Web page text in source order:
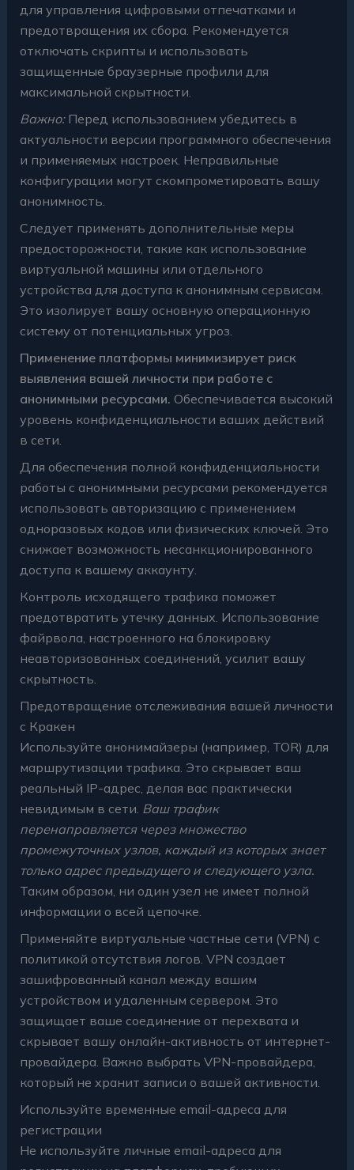
для управления цифровыми отпечатками и
предотвращения их сбора. Рекомендуется
отключать скрипты и использовать
защищенные браузерные профили для
максимальной скрытности.
Важно:Перед использованием убедитесь в
актуальности версии программного обеспечения
и применяемых настроек. Неправильные
конфигурации могут скомпрометировать вашу
анонимность.
Следует применять дополнительные меры
предосторожности, такие как использование
виртуальной машины или отдельного
устройства для доступа к анонимным сервисам.
Это изолирует вашу основную операционную
систему от потенциальных угроз.
Применение платформы минимизирует риск
выявления вашей личности при работе с
анонимными ресурсами. Обеспечивается высокий
уровень конфиденциальности ваших действий
в сети.
Для обеспечения полной конфиденциальности
работы с анонимными ресурсами рекомендуется
использовать авторизацию с применением
одноразовых кодов или физических ключей. Это
снижает возможность несанкционированного
доступа к вашему аккаунту.
Контроль исходящего трафика поможет
предотвратить утечку данных. Использование
файрвола, настроенного на блокировку
неавторизованных соединений, усилит вашу
скрытность.
Предотвращение отслеживания вашей личности
с Кракен
Используйте анонимайзеры (например, TOR) для
маршрутизации трафика. Это скрывает ваш
реальный IP-адрес, делая вас практически
невидимым в сети. Ваш трафик
перенаправляется через множество
промежуточных узлов, каждый из которых знает
только адрес предыдущего и следующего узла.
Таким образом, ни один узел не имеет полной
информации о всей цепочке.
Применяйте виртуальные частные сети (VPN) с
политикой отсутствия логов. VPN создает
зашифрованный канал между вашим
устройством и удаленным сервером. Это
защищает ваше соединение от перехвата и
скрывает вашу онлайн-активность от интернет-
провайдера. Важно выбрать VPN-провайдера,
который не хранит записи о вашей активности.
Используйте временные email-адреса для
регистрации
Не используйте личные email-адреса для